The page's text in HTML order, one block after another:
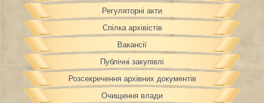
Регуляторні акти
Спілка архівістів
Вакансії
Публічні закупівлі
Розсекречення архівних документів
Очищення влади